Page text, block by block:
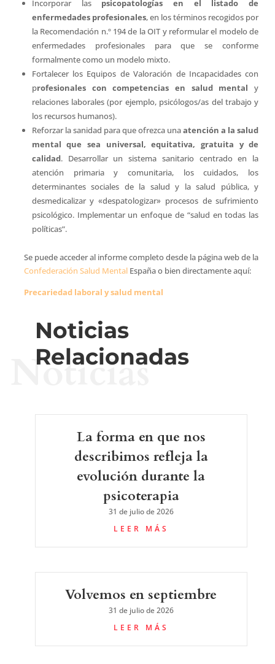
Incorporar las psicopatologías en el listado de
enfermedades profesionales, en los términos recogidos por
la Recomendación n.º 194 de la OIT y reformular el modelo de
enfermedades profesionales para que se conforme
formalmente como un modelo mixto.
Fortalecer los Equipos de Valoración de Incapacidades con
profesionales con competencias en salud mental y
relaciones laborales (por ejemplo, psicólogos/as del trabajo y
los recursos humanos).
Reforzar la sanidad para que ofrezca unaatención a la salud
mental que sea universal, equitativa, gratuita y de
calidad. Desarrollar un sistema sanitario centrado en la
atención primaria y comunitaria, los cuidados, los
determinantes sociales de la salud y la salud pública, y
desmedicalizar y «despatologizar» procesos de sufrimiento
psicológico. Implementar un enfoque de “salud en todas las
políticas”.
Se puede acceder al informe completo desde la página web de la
Confederación Salud MentalEspaña o bien directamente aquí:
Precariedad laboral y salud mental
Noticias
Relacionadas
Noticias
La forma en que nos
describimos refleja la
evolución durante la
psicoterapia
31 de julio de 2026
LEER MÁS
Volvemos en septiembre
31 de julio de 2026
LEER MÁS